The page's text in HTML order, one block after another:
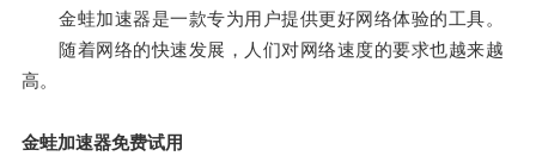
金蛙加速器是一款专为用户提供更好网络体验的工具。
随着网络的快速发展，人们对网络速度的要求也越来越
高。
金蛙加速器免费试用